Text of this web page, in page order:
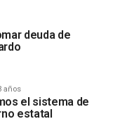
deuda de
años
el sistema de
estatal